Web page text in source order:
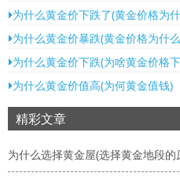
为什么黄金价下跌了(黄金价格为
为什么黄金价暴跌(黄金价格为什
为什么黄金价下跌(为啥黄金价格
为什么黄金价值高(为何黄金值钱)
精彩文章
为什么选择黄金屋(选择黄金地段的